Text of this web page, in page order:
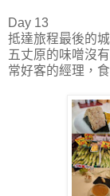
Day 13
抵達旅程最後的
五丈原的味噌沒
常好客的經理，